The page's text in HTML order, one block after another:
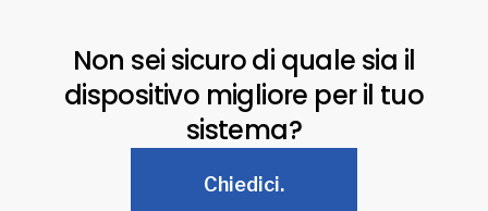
Non sei sicuro di quale sia il
dispositivo migliore per il tuo
sistema?
Chiedici.